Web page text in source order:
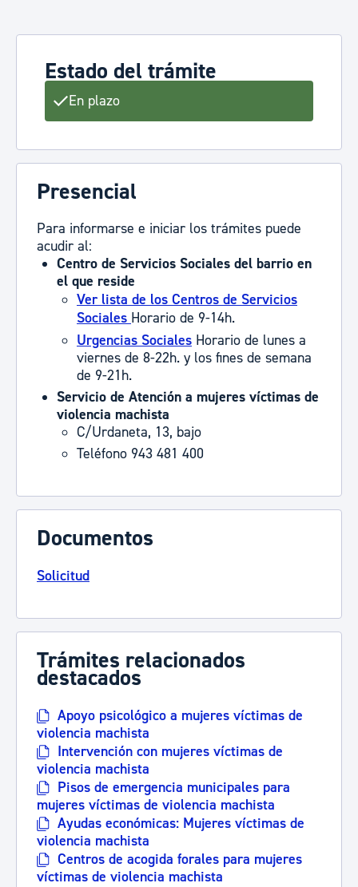
Estado del trámite
En plazo
Presencial
Para informarse e iniciar los trámites puede
acudir al:
Centro de Servicios Sociales del barrio en
el que reside
Ver lista de los Centros de Servicios
Sociales Horario de 9-14h.
Urgencias Sociales Horario de lunes a
viernes de 8-22h. y los fines de semana
de 9-21h.
Servicio de Atención a mujeres víctimas de
violencia machista
C/Urdaneta, 13, bajo
Teléfono 943 481 400
Documentos
Solicitud
Trámites relacionados
destacados
Apoyo psicológico a mujeres víctimas de
violencia machista
Intervención con mujeres víctimas de
violencia machista
Pisos de emergencia municipales para
mujeres víctimas de violencia machista
Ayudas económicas: Mujeres víctimas de
violencia machista
Centros de acogida forales para mujeres
víctimas de violencia machista